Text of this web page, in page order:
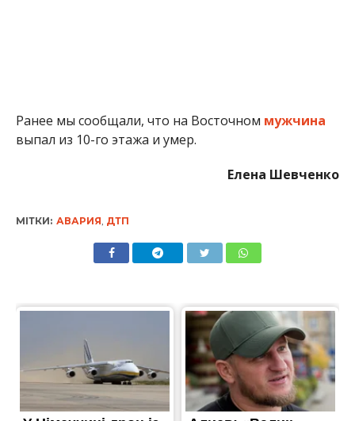
Ранее мы сообщали, что на Восточном мужчина
выпал из 10-го этажа и умер.
Елена Шевченко
МІТКИ: АВАРИЯ, ДТП